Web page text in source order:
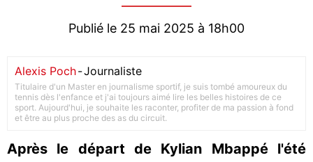
Publié le 25 mai 2025 à 18h00
Alexis Poch-Journaliste
Titulaire d'un Master en journalisme sportif, je suis tombé amoureux du
tennis dès l'enfance et j'ai toujours aimé lire les belles histoires de ce
sport. Aujourd'hui, je souhaite les raconter, profiter de ma passion à fond
et être au plus proche des as du circuit.
Après le départ de Kylian Mbappé l'été